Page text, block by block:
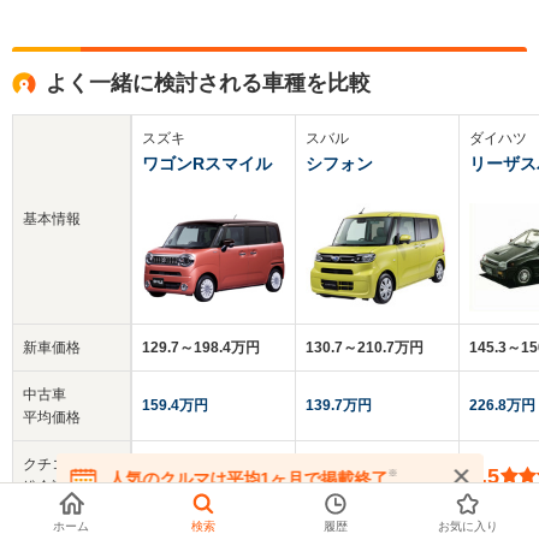
よく一緒に検討される車種を比較
基本情報
新車価格
中古車
平均価格
クチコミ
総合評価
乗車定員
スズキ
ワゴンRスマイル
129.7～198.4万円
159.4万円
-
スバル
シフォン
130.7～210.7万円
139.7万円
-
4人
ダイハツ
リーザ
145.3～
226.8万円
3.5
2人
人気のクルマは平均1ヶ月で掲載終了※
在庫が無くなる前にお問い合わせください
ホーム 検索 履歴 お気に入り